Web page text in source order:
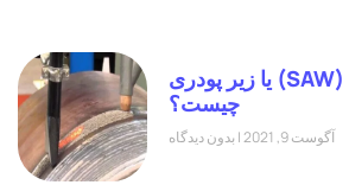
جوشکاری (SAW) یا زیر پودری
چیست؟
آگوست 9, 2021 بدون دیدگاه